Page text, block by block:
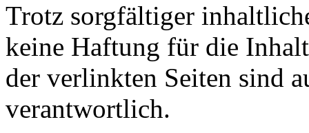
Trotz sorgfältiger
keine Haftung für die
der verlinkten Seiten sind
verantwortlich.